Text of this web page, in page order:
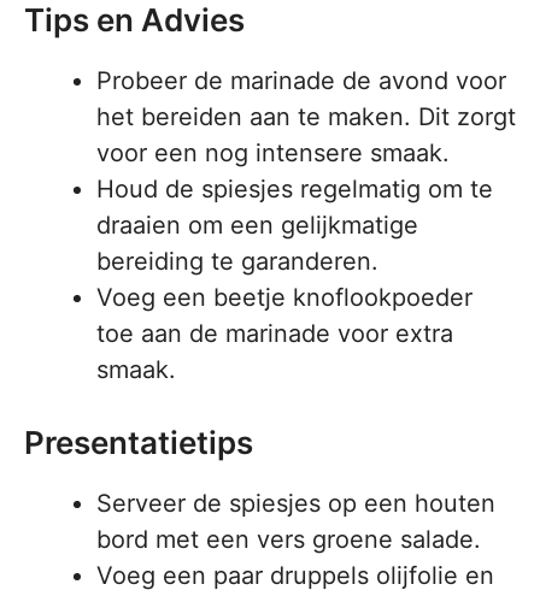
Tips en Advies
Probeer de marinade de avond voor
het bereiden aan te maken. Dit zorgt
voor een nog intensere smaak.
Houd de spiesjes regelmatig om te
draaien om een gelijkmatige
bereiding te garanderen.
Voeg een beetje knoflookpoeder
toe aan de marinade voor extra
smaak.
Presentatietips
Serveer de spiesjes op een houten
bord met een vers groene salade.
Voeg een paar druppels olijfolie en